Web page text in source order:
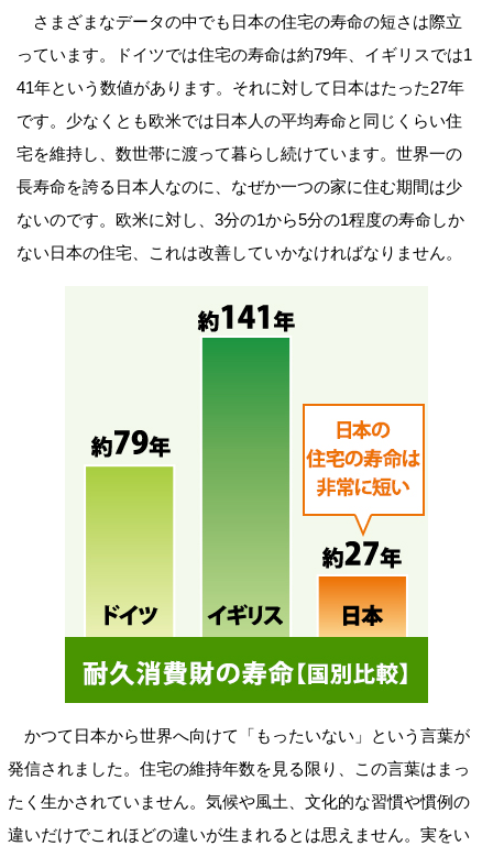
さまざまなデータの中でも日本の住宅の寿命の短さは際立
っています。ドイツでは住宅の寿命は約79年、イギリスでは1
41年という数値があります。それに対して日本はたった27年
です。少なくとも欧米では日本人の平均寿命と同じくらい住
宅を維持し、数世帯に渡って暮らし続けています。世界一の
長寿命を誇る日本人なのに、なぜか一つの家に住む期間は少
ないのです。欧米に対し、3分の1から5分の1程度の寿命しか
ない日本の住宅、これは改善していかなければなりません。
かつて日本から世界へ向けて「もったいない」という言葉が
発信されました。住宅の維持年数を見る限り、この言葉はまっ
たく生かされていません。気候や風土、文化的な習慣や慣例の
違いだけでこれほどの違いが生まれるとは思えません。実をい